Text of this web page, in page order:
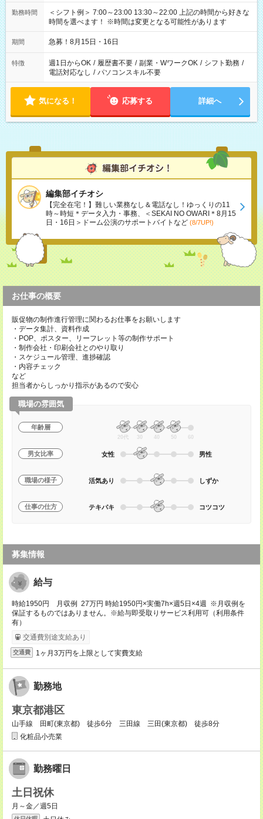
勤務時間
＜シフト例＞ 7:00～23:00 13:30～22:00 上記の時間から好きな
時間を選べます！ ※時間は変更となる可能性があります
期間 急募！8月15日・16日
特徴 週1日からOK / 履歴書不要 / 副業・WワークOK / シフト勤務 /
電話対応なし / パソコンスキル不要
気になる！ 応募する 詳細へ
編集部イチオシ
【完全在宅！】難しい業務なし＆電話なし！ゆっくりの11
時～時短＊データ入力・事務、＜SEKAI NO OWARI＊8月15
日・16日＞ドーム公演のサポートバイトなど (8/7UP!)
お仕事の概要
販促物の制作進行管理に関わるお仕事をお願いします
・データ集計、資料作成
・POP、ポスター、リーフレット等の制作サポート
・制作会社・印刷会社とのやり取り
・スケジュール管理、進捗確認
・内容チェック
など
担当者からしっかり指示があるので安心
職場の雰囲気
年齢層
20代 30 40 50 60
男女比率 女性 男性
職場の様子 活気あり しずか
仕事の仕方 テキパキ コツコツ
募集情報
給与
時給1950円 月収例 27万円 時給1950円×実働7h×週5日×4週 ※月収例を
保証するものではありません。※給与即受取りサービス利用可（利用条件
有）
交通費別途支給あり
交通費 1ヶ月3万円を上限として実費支給
勤務地
東京都港区
山手線 田町(東京都) 徒歩6分 三田線 三田(東京都) 徒歩8分
化粧品小売業
勤務曜日
土日祝休
月～金／週5日